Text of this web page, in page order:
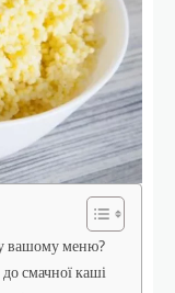
вашому меню?
смачної каші